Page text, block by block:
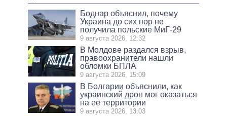
Боднар объяснил, почему
Украина до сих пор не
получила польские МиГ-29
9 августа 2026, 12:32
В Молдове раздался взрыв,
правоохранители нашли
обломки БПЛА
9 августа 2026, 15:09
В Болгарии объяснили, как
украинский дрон мог оказаться
на ее территории
9 августа 2026, 13:03